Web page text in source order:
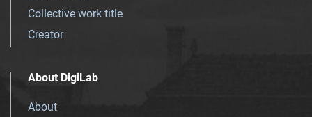
Collective work title
Creator
About DigiLab
About